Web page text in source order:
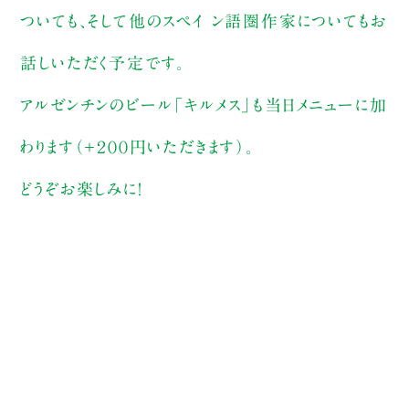
ついても、そして他のスペイ ン語圏作家についてもお
話しいただく予定です。
アルゼンチンのビール「キルメス」も当日メニューに加
わります（＋２００円いただきます）。
どうぞお楽しみに！